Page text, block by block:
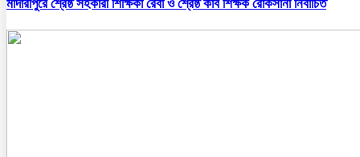
মাদারীপুরে শ্রেষ্ঠ সহকারী শিক্ষিকা রেবা ও শ্রেষ্ঠ কাব শিক্ষক রোকসানা নির্বাচিত